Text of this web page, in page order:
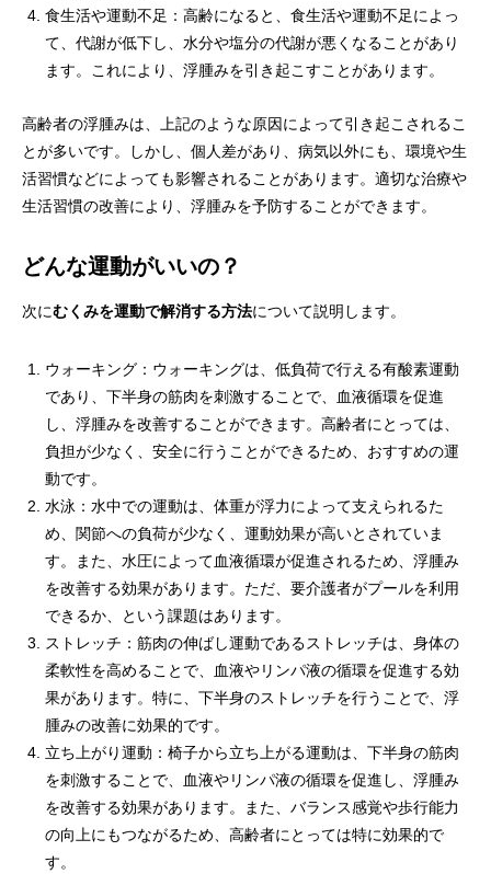
食生活や運動不足：高齢になると、食生活や運動不足によっ
て、代謝が低下し、水分や塩分の代謝が悪くなることがあり
ます。これにより、浮腫みを引き起こすことがあります。
高齢者の浮腫みは、上記のような原因によって引き起こされるこ
とが多いです。しかし、個人差があり、病気以外にも、環境や生
活習慣などによっても影響されることがあります。適切な治療や
生活習慣の改善により、浮腫みを予防することができます。
どんな運動がいいの？
次にむくみを運動で解消する方法について説明します。
ウォーキング：ウォーキングは、低負荷で行える有酸素運動
であり、下半身の筋肉を刺激することで、血液循環を促進
し、浮腫みを改善することができます。高齢者にとっては、
負担が少なく、安全に行うことができるため、おすすめの運
動です。
水泳：水中での運動は、体重が浮力によって支えられるた
め、関節への負荷が少なく、運動効果が高いとされていま
す。また、水圧によって血液循環が促進されるため、浮腫み
を改善する効果があります。ただ、要介護者がプールを利用
できるか、という課題はあります。
ストレッチ：筋肉の伸ばし運動であるストレッチは、身体の
柔軟性を高めることで、血液やリンパ液の循環を促進する効
果があります。特に、下半身のストレッチを行うことで、浮
腫みの改善に効果的です。
立ち上がり運動：椅子から立ち上がる運動は、下半身の筋肉
を刺激することで、血液やリンパ液の循環を促進し、浮腫み
を改善する効果があります。また、バランス感覚や歩行能力
の向上にもつながるため、高齢者にとっては特に効果的で
す。